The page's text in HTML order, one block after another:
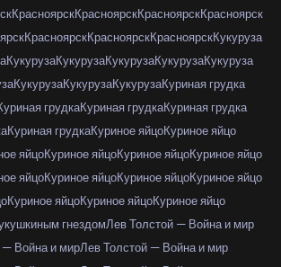
КрасноярскКрасноярскКрасноярскКрасноярск
КрасноярскКрасноярскКрасноярскКукуруза
КукурузаКукурузаКукурузаКукурузаКукуруза
КукурузаКукурузаКукурузаКуриная грудка
грудкаКуриная грудкаКуриная грудка
Куриная грудкаКуриное яйцоКуриное яйцо
яйцоКуриное яйцоКуриное яйцоКуриное яйцо
яйцоКуриное яйцоКуриное яйцоКуриное яйцо
Куриное яйцоКуриное яйцоКуриное яйцо
гнездомЛев Толстой — Война и мир
— Война и мирЛев Толстой — Война и мир